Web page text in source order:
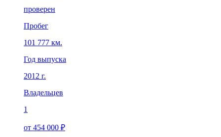
проверен
Пробег
101 777 км.
Год выпуска
2012 г.
Владельцев
1
от 454 000 ₽